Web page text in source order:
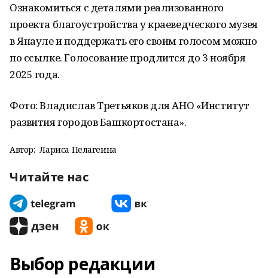
Ознакомиться с деталями реализованного
проекта благоустройства у краеведческого музея
в Янауле и поддержать его своим голосом можно
по ссылке. Голосование продлится до 3 ноября
2025 года.
Фото:Владислав Третьяков для АНО «Институт
развития городов Башкортостана».
Автор: Лариса Пелагеина
Читайте нас
Выбор редакции